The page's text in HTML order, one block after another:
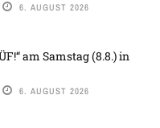
6. AUGUST 2026
am Samstag (8.8.) in
6. AUGUST 2026